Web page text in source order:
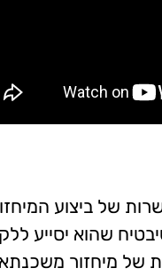
של ביצוע
שהוא יסייע
של מיחזור